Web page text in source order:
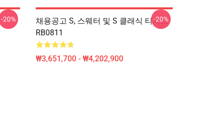
-20%
채용공고 S, 스웨터 및 S 클래식 티셔츠
RB0811
₩3,651,700 - ₩4,202,900
-20%